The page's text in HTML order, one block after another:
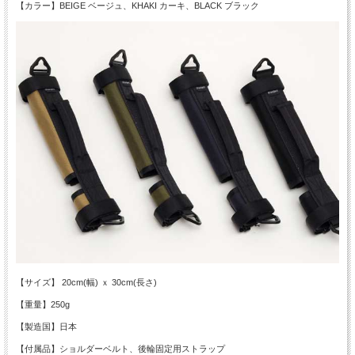
【カラー】BEIGE ベージュ、KHAKI カーキ、BLACK ブラック
【サイズ】 20cm(幅) ｘ 30cm(長さ)
【重量】250g
【製造国】日本
【付属品】ショルダーベルト、後輪固定用ストラップ